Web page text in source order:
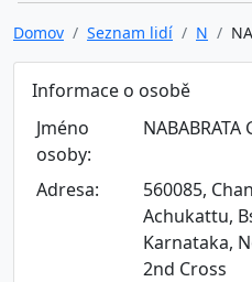
Domov Seznam lidí N
Informace o osobě
Jméno
osoby:
NABABRATA
Adresa:
560085,
Achukattu,
Karnataka,
2nd Cross